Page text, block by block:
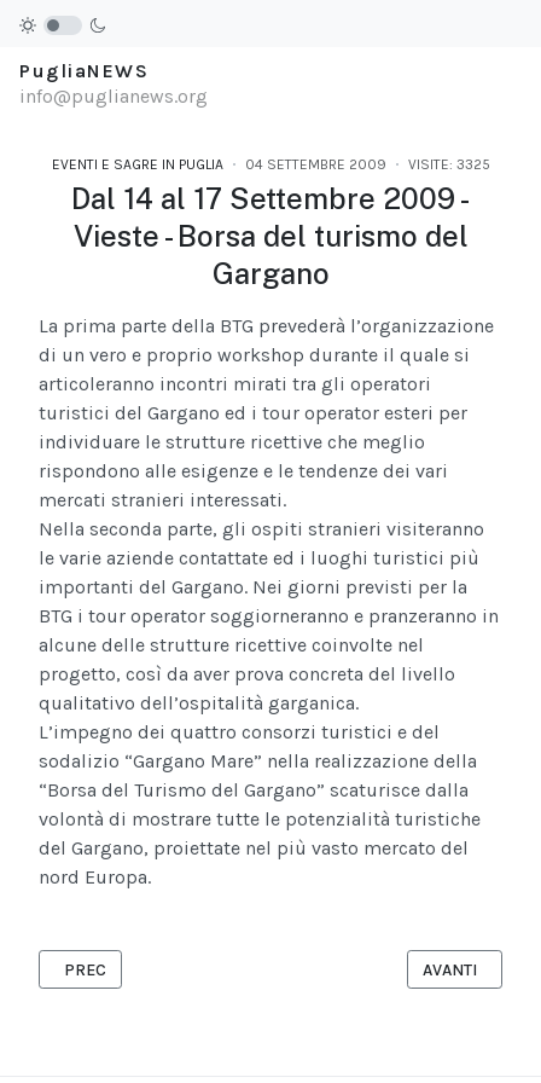
PugliaNEWS
info@puglianews.org
EVENTI E SAGRE IN PUGLIA 04 SETTEMBRE 2009 VISITE: 3325
Dal 14 al 17 Settembre 2009 -
Vieste - Borsa del turismo del
Gargano
La prima parte della BTG prevederà l’organizzazione
di un vero e proprio workshop durante il quale si
articoleranno incontri mirati tra gli operatori
turistici del Gargano ed i tour operator esteri per
individuare le strutture ricettive che meglio
rispondono alle esigenze e le tendenze dei vari
mercati stranieri interessati.
Nella seconda parte, gli ospiti stranieri visiteranno
le varie aziende contattate ed i luoghi turistici più
importanti del Gargano. Nei giorni previsti per la
BTG i tour operator soggiorneranno e pranzeranno in
alcune delle strutture ricettive coinvolte nel
progetto, così da aver prova concreta del livello
qualitativo dell’ospitalità garganica.
L’impegno dei quattro consorzi turistici e del
sodalizio “Gargano Mare” nella realizzazione della
“Borsa del Turismo del Gargano” scaturisce dalla
volontà di mostrare tutte le potenzialità turistiche
del Gargano, proiettate nel più vasto mercato del
nord Europa.
ARTICOLO PRECEDENTE: IL 26 E 27 SETTEMBRE, ROSETO
PREC ARTICOLO
AVANTI